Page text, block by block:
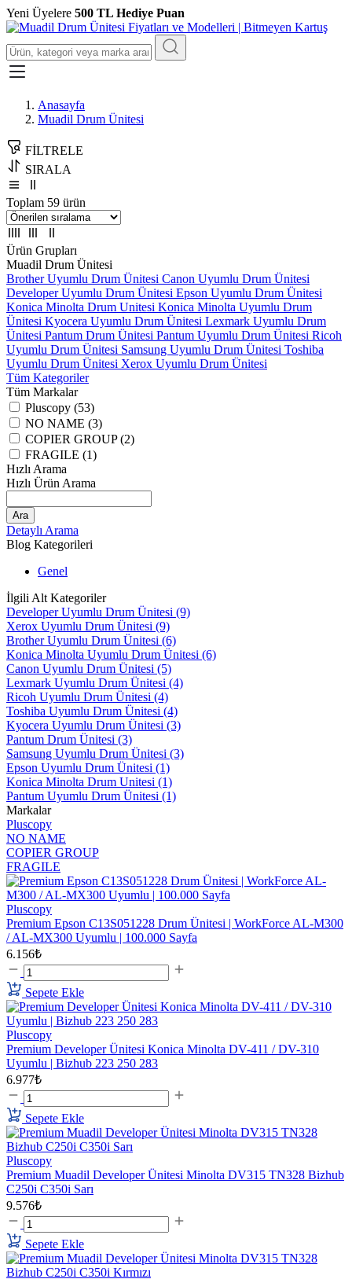
Yeni Üyelere 500 TL Hediye Puan
Anasayfa
Muadil Drum Ünitesi
FİLTRELE
SIRALA
Toplam 59 ürün
Ürün Grupları
Muadil Drum Ünitesi
Brother Uyumlu Drum Ünitesi Canon Uyumlu Drum Ünitesi
Developer Uyumlu Drum Ünitesi Epson Uyumlu Drum Ünitesi
Konica Minolta Drum Unitesi Konica Minolta Uyumlu Drum
Ünitesi Kyocera Uyumlu Drum Ünitesi Lexmark Uyumlu Drum
Ünitesi Pantum Drum Ünitesi Pantum Uyumlu Drum Ünitesi Ricoh
Uyumlu Drum Ünitesi Samsung Uyumlu Drum Ünitesi Toshiba
Uyumlu Drum Ünitesi Xerox Uyumlu Drum Ünitesi
Tüm Kategoriler
Tüm Markalar
Pluscopy (53)
NO NAME (3)
COPIER GROUP (2)
FRAGILE (1)
Hızlı Arama
Hızlı Ürün Arama
Ara
Detaylı Arama
Blog Kategorileri
Genel
İlgili Alt Kategoriler
Developer Uyumlu Drum Ünitesi (9)
Xerox Uyumlu Drum Ünitesi (9)
Brother Uyumlu Drum Ünitesi (6)
Konica Minolta Uyumlu Drum Ünitesi (6)
Canon Uyumlu Drum Ünitesi (5)
Lexmark Uyumlu Drum Ünitesi (4)
Ricoh Uyumlu Drum Ünitesi (4)
Toshiba Uyumlu Drum Ünitesi (4)
Kyocera Uyumlu Drum Ünitesi (3)
Pantum Drum Ünitesi (3)
Samsung Uyumlu Drum Ünitesi (3)
Epson Uyumlu Drum Ünitesi (1)
Konica Minolta Drum Unitesi (1)
Pantum Uyumlu Drum Ünitesi (1)
Markalar
Pluscopy
NO NAME
COPIER GROUP
FRAGILE
Pluscopy
Premium Epson C13S051228 Drum Ünitesi | WorkForce AL-M300
/ AL-MX300 Uyumlu | 100.000 Sayfa
6.156₺
Sepete Ekle
Pluscopy
Premium Developer Ünitesi Konica Minolta DV-411 / DV-310
Uyumlu | Bizhub 223 250 283
6.977₺
Sepete Ekle
Pluscopy
Premium Muadil Developer Ünitesi Minolta DV315 TN328 Bizhub
C250i C350i Sarı
9.576₺
Sepete Ekle